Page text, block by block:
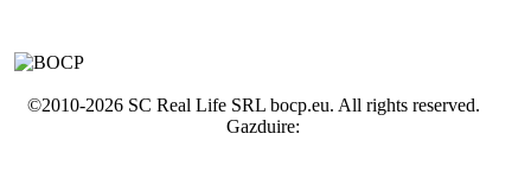
©2010-2026 SC Real Life SRL bocp.eu. All rights reserved.
Gazduire: